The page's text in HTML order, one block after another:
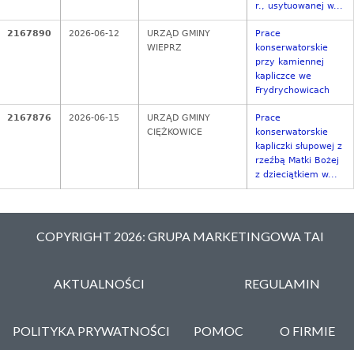
r., usytuowanej w...
2167890 2026-06-12
URZĄD GMINY
WIEPRZ
Prace
konserwatorskie
przy kamiennej
kapliczce we
Frydrychowicach
2167876 2026-06-15
URZĄD GMINY
CIĘŻKOWICE
Prace
konserwatorskie
kapliczki słupowej z
rzeźbą Matki Bożej
z dzieciątkiem w...
COPYRIGHT 2026: GRUPA MARKETINGOWA TAI
AKTUALNOŚCI REGULAMIN
POLITYKA PRYWATNOŚCI POMOC O FIRMIE